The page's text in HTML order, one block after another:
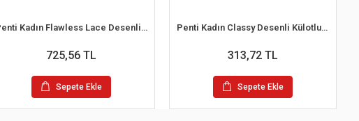
Penti Kadın Flawless Lace Desenli Külotlu Çorap
725,56 TL
Sepete Ekle
Penti Kadın Classy Desenli Külotlu Çorap
313,72 TL
Sepete Ekle